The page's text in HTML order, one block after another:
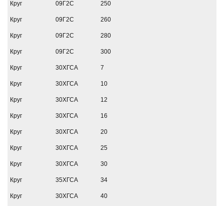
Круг 09Г2С 250
Круг 09Г2С 260
Круг 09Г2С 280
Круг 09Г2С 300
Круг 30ХГСА 7
Круг 30ХГСА 10
Круг 30ХГСА 12
Круг 30ХГСА 16
Круг 30ХГСА 20
Круг 30ХГСА 25
Круг 30ХГСА 30
Круг 35ХГСА 34
Круг 30ХГСА 40